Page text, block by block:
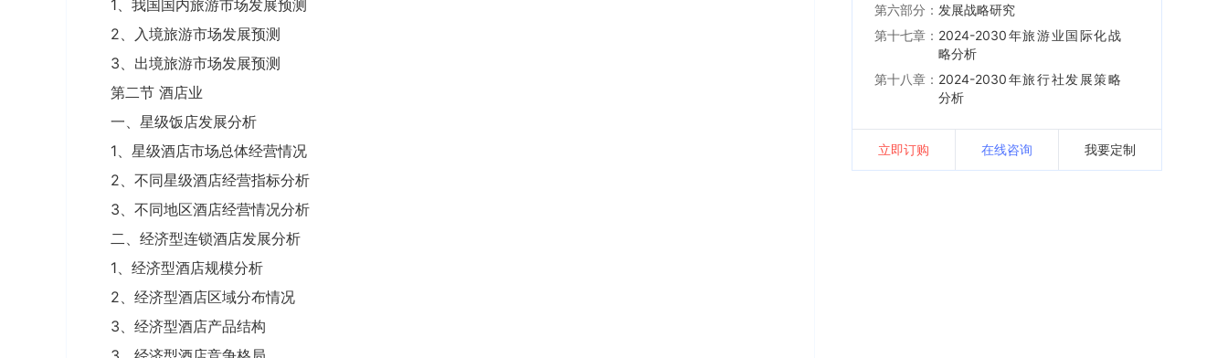
1、我国国内旅游市场发展预测
2、入境旅游市场发展预测
3、出境旅游市场发展预测
第二节 酒店业
一、星级饭店发展分析
1、星级酒店市场总体经营情况
2、不同星级酒店经营指标分析
3、不同地区酒店经营情况分析
二、经济型连锁酒店发展分析
1、经济型酒店规模分析
2、经济型酒店区域分布情况
3、经济型酒店产品结构
第六部分： 发展战略研究
第十七章： 2024-2030年旅游业国际化战
略分析
第十八章： 2024-2030年旅行社发展策略
分析
立即订购 在线咨询 我要定制